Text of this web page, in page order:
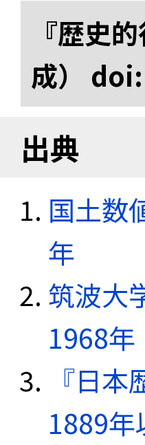
『歴史
成）
出典
国土数
年
筑波大
1968年
『日
1889年